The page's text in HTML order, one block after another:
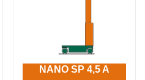
NANO SP 4,5 A